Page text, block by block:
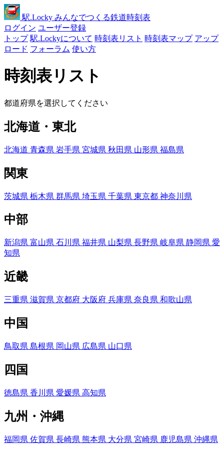
駅.Locky みんなでつくる鉄道時刻表
ログイン ユーザー登録
トップ 駅.Lockyについて 時刻表リスト 時刻表マップ アップ
ロード フォーラム 使い方
時刻表リスト
都道府県を選択してください
北海道・東北
北海道 青森県 岩手県 宮城県 秋田県 山形県 福島県
関東
茨城県 栃木県 群馬県 埼玉県 千葉県 東京都 神奈川県
中部
新潟県 富山県 石川県 福井県 山梨県 長野県 岐阜県 静岡県 愛
知県
近畿
三重県 滋賀県 京都府 大阪府 兵庫県 奈良県 和歌山県
中国
鳥取県 島根県 岡山県 広島県 山口県
四国
徳島県 香川県 愛媛県 高知県
九州・沖縄
福岡県 佐賀県 長崎県 熊本県 大分県 宮崎県 鹿児島県 沖縄県